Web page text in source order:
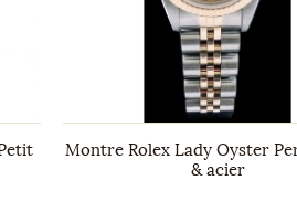
Montre Rolex Lady Oyster
& acier